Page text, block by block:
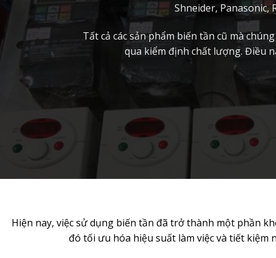
Shneider, Panasonic,
Tất cả các sản phẩm biến tần cũ mà
qua kiểm định chất lượng. Điều
Hiện nay, việc sử dụng biến tần đã trở thành một phần
đó tối ưu hóa hiệu suất làm việc và tiết